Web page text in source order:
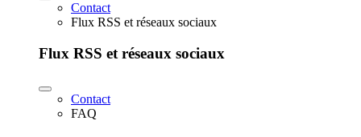
Contact
Flux RSS et réseaux sociaux
Flux RSS et réseaux sociaux
Contact
FAQ